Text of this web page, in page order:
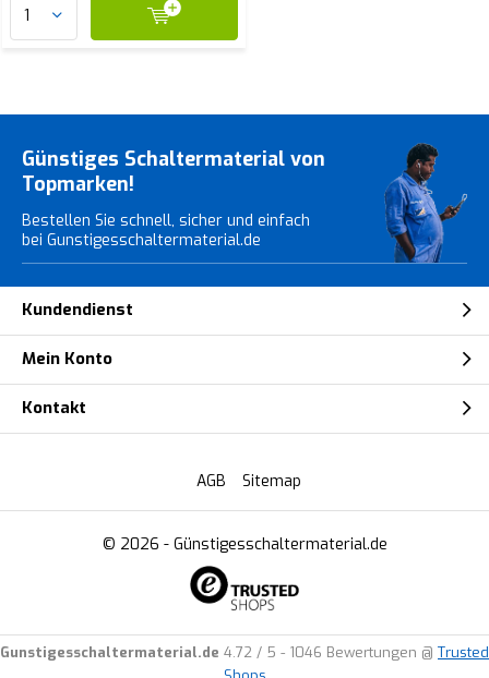
Günstiges Schaltermaterial von
Topmarken!
Bestellen Sie schnell, sicher und einfach
bei Gunstigesschaltermaterial.de
Kundendienst
Mein Konto
Kontakt
© 2026 - Günstigesschaltermaterial.de
AGB Sitemap
Gunstigesschaltermaterial.de 4.72 / 5 - 1046 Bewertungen @ Trusted